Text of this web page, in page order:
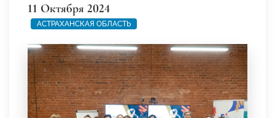
11 Октября 2024
АСТРАХАНСКАЯ ОБЛАСТЬ